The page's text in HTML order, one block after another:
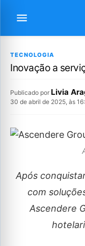
TECNOLOGIA
Inovação a
Publicado por Livia
30 de abril de 2025, às
Após
com
Ascendere